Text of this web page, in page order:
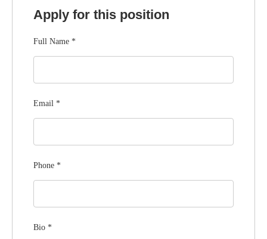
Apply for this position
Full Name *
Email *
Phone *
Bio *